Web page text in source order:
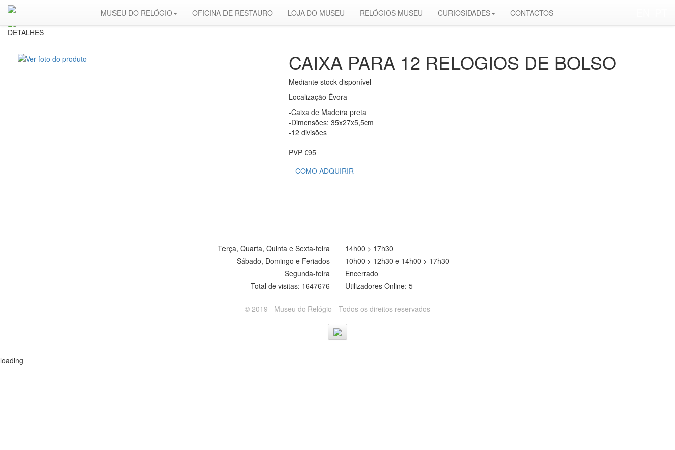
MUSEU DO RELÓGIO OFICINA DE RESTAURO LOJA DO MUSEU RELÓGIOS MUSEU CURIOSIDADES
CONTACTOS
DETALHES
CAIXA PARA 12 RELOGIOS DE BOLSO
Mediante stock disponível
Localização Évora
-Caixa de Madeira preta
-Dimensões: 35x27x5,5cm
-12 divisões
PVP €95
COMO ADQUIRIR
Terça, Quarta, Quinta e Sexta-feira
14h00 > 17h30
Sábado, Domingo e Feriados
10h00 > 12h30 e 14h00 > 17h30
Segunda-feira
Encerrado
Total de visitas: 1647676
Utilizadores Online: 5
© 2019 - Museu do Relógio - Todos os direitos reservados
loading